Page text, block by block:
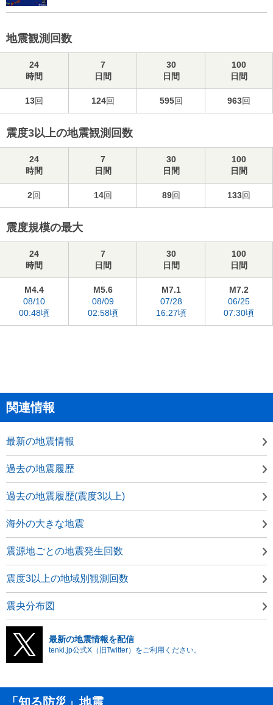
地震観測回数
24
時間
7
日間
30
日間
100
日間
13回 124回 595回 963回
震度3以上の地震観測回数
24
時間
7
日間
30
日間
100
日間
2回 14回 89回 133回
震度規模の最大
24
時間
7
日間
30
日間
100
日間
M4.4
08/10
00:48頃
M5.6
08/09
02:58頃
M7.1
07/28
16:27頃
M7.2
06/25
07:30頃
関連情報
最新の地震情報
過去の地震履歴
過去の地震履歴(震度3以上)
海外の大きな地震
震源地ごとの地震発生回数
震度3以上の地域別観測回数
震央分布図
最新の地震情報を配信
tenki.jp公式X（旧Twitter）をご利用ください。
「知る防災」地震